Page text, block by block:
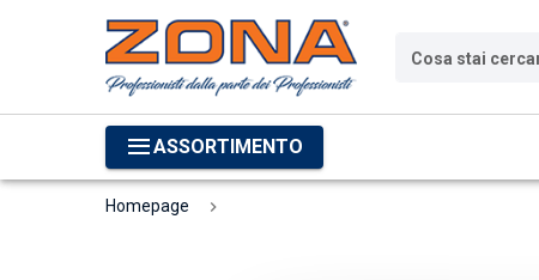
Cosa stai
ASSORTIMENTO
Homepage